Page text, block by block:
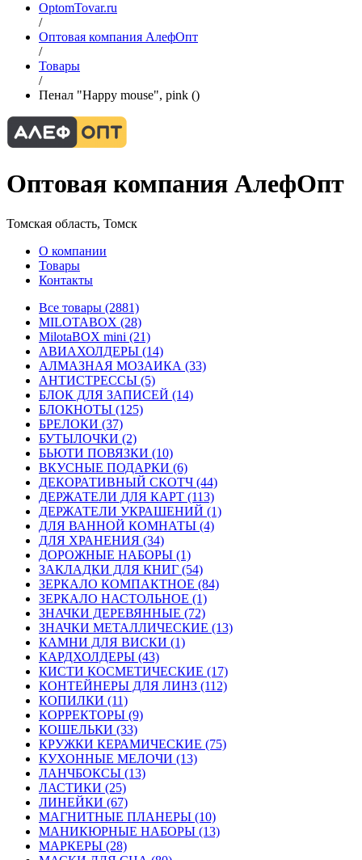
OptomTovar.ru
/
Оптовая компания АлефОпт
/
Товары
/
Пенал "Happy mouse", pink ()
Оптовая компания АлефОпт
Томская область, Томск
О компании
Товары
Контакты
Все товары (2881)
MILOTABOX (28)
MilotaBOX mini (21)
АВИАХОЛДЕРЫ (14)
АЛМАЗНАЯ МОЗАИКА (33)
АНТИСТРЕССЫ (5)
БЛОК ДЛЯ ЗАПИСЕЙ (14)
БЛОКНОТЫ (125)
БРЕЛОКИ (37)
БУТЫЛОЧКИ (2)
БЬЮТИ ПОВЯЗКИ (10)
ВКУСНЫЕ ПОДАРКИ (6)
ДЕКОРАТИВНЫЙ СКОТЧ (44)
ДЕРЖАТЕЛИ ДЛЯ КАРТ (113)
ДЕРЖАТЕЛИ УКРАШЕНИЙ (1)
ДЛЯ ВАННОЙ КОМНАТЫ (4)
ДЛЯ ХРАНЕНИЯ (34)
ДОРОЖНЫЕ НАБОРЫ (1)
ЗАКЛАДКИ ДЛЯ КНИГ (54)
ЗЕРКАЛО КОМПАКТНОЕ (84)
ЗЕРКАЛО НАСТОЛЬНОЕ (1)
ЗНАЧКИ ДЕРЕВЯННЫЕ (72)
ЗНАЧКИ МЕТАЛЛИЧЕСКИЕ (13)
КАМНИ ДЛЯ ВИСКИ (1)
КАРДХОЛДЕРЫ (43)
КИСТИ КОСМЕТИЧЕСКИЕ (17)
КОНТЕЙНЕРЫ ДЛЯ ЛИНЗ (112)
КОПИЛКИ (11)
КОРРЕКТОРЫ (9)
КОШЕЛЬКИ (33)
КРУЖКИ КЕРАМИЧЕСКИЕ (75)
КУХОННЫЕ МЕЛОЧИ (13)
ЛАНЧБОКСЫ (13)
ЛАСТИКИ (25)
ЛИНЕЙКИ (67)
МАГНИТНЫЕ ПЛАНЕРЫ (10)
МАНИКЮРНЫЕ НАБОРЫ (13)
МАРКЕРЫ (28)